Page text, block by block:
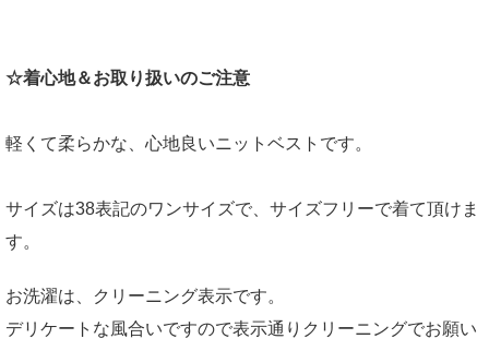
☆着心地＆お取り扱いのご注意
軽くて柔らかな、心地良いニットベストです。
サイズは38表記のワンサイズで、サイズフリーで着て頂けま
す。
お洗濯は、クリーニング表示です。
デリケートな風合いですので表示通りクリーニングでお願い